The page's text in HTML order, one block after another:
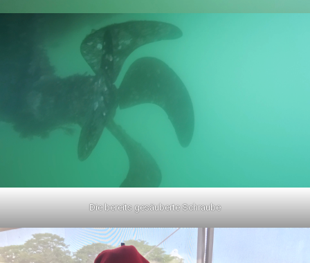
Die bereits gesäuberte Schraube